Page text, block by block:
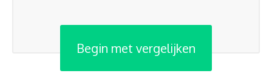
Begin met vergelijken